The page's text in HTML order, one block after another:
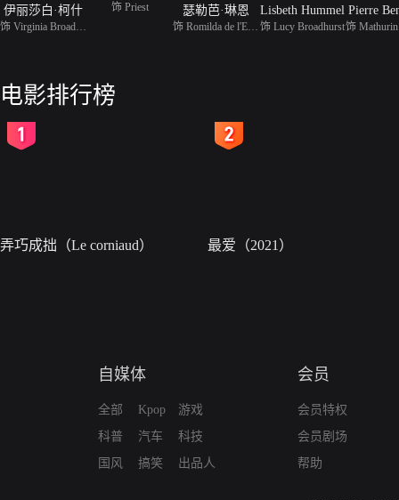
伊丽莎白·柯什 饰 Priest 瑟勒芭·琳恩 Lisbeth Hummel
饰 Lucy Broadhurst
Pierre
电影排行榜
弄巧成拙（Le corniaud） 最爱（2021）
自媒体
全部
科普
国风
Kpop
汽车
搞笑
游戏
科技
出品人
会员
会员特权
会员剧场
帮助